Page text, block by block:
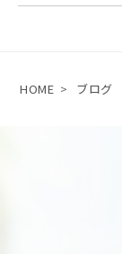
HOME > ブログ